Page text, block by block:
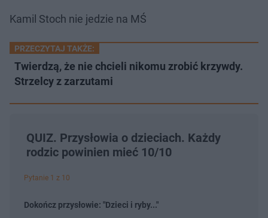
Kamil Stoch nie jedzie na MŚ
PRZECZYTAJ TAKŻE:
Twierdzą, że nie chcieli nikomu zrobić krzywdy.
Strzelcy z zarzutami
QUIZ. Przysłowia o dzieciach. Każdy
rodzic powinien mieć 10/10
Pytanie 1 z 10
Dokończ przysłowie: "Dzieci i ryby..."